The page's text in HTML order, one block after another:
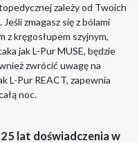
zależy od Twoich
zmagasz się z bólami
z kręgosłupem szyjnym,
jak L-Pur MUSE, będzie
zwrócić uwagę na
L-Pur REACT, zapewnia
noc.
lat doświadczenia w